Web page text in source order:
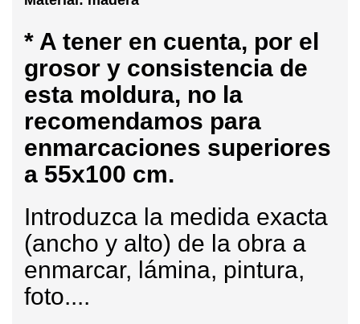
* A tener en cuenta, por el
grosor y consistencia de
esta moldura, no la
recomendamos para
enmarcaciones superiores
a 55x100 cm.
Introduzca la medida exacta
(ancho y alto) de la obra a
enmarcar, lámina, pintura,
foto....